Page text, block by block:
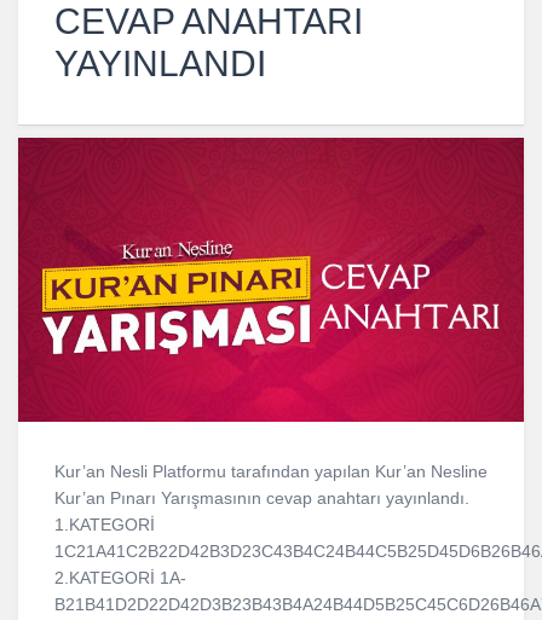
CEVAP ANAHTARI
YAYINLANDI
Kur’an Nesli Platformu tarafından yapılan Kur’an Nesline
Kur’an Pınarı Yarışmasının cevap anahtarı yayınlandı.
1.KATEGORİ
2.KATEGORİ 1A-